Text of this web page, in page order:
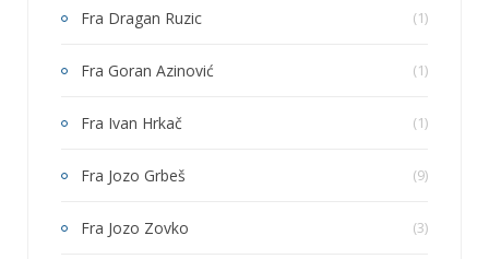
Fra Dragan Ruzic (1)
Fra Goran Azinović (1)
Fra Ivan Hrkač (1)
Fra Jozo Grbeš (9)
Fra Jozo Zovko (3)